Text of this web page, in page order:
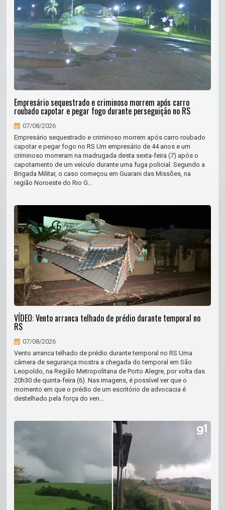
Empresário sequestrado e criminoso morrem após carro
roubado capotar e pegar fogo durante perseguição no RS
07/08/2026
Empresário sequestrado e criminoso morrem após carro roubado
capotar e pegar fogo no RS Um empresário de 44 anos e um
criminoso morreram na madrugada desta sexta-feira (7) após o
capotamento de um veículo durante uma fuga policial. Segundo a
Brigada Militar, o caso começou em Guarani das Missões, na
região Noroeste do Rio G...
VÍDEO: Vento arranca telhado de prédio durante temporal no
RS
07/08/2026
Vento arranca telhado de prédio durante temporal no RS Uma
câmera de segurança mostra a chegada do temporal em São
Leopoldo, na Região Metropolitana de Porto Alegre, por volta das
20h30 de quinta-feira (6). Nas imagens, é possível ver que o
momento em que o prédio de um escritório de advocacia é
destelhado pela força do ven...